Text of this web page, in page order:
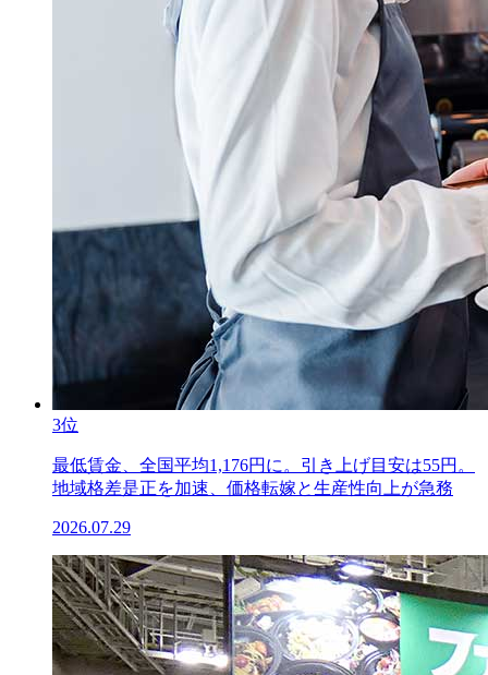
3位
最低賃金、全国平均1,176円に。引き上げ目安は55円。
地域格差是正を加速、価格転嫁と生産性向上が急務
2026.07.29